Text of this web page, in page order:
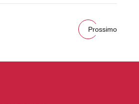
Prossimo